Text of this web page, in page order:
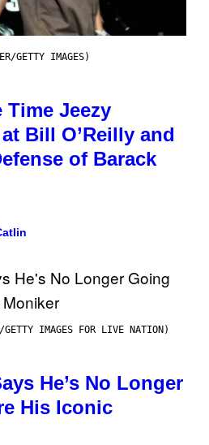
GETTY IMAGES)
Time Jeezy
Bill O’Reilly and
of Barack
GETTY IMAGES FOR LIVE NATION)
He’s No Longer
His Iconic